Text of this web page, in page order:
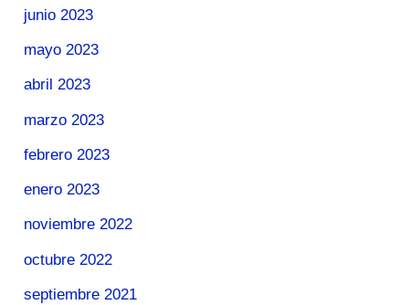
junio 2023
mayo 2023
abril 2023
marzo 2023
febrero 2023
enero 2023
noviembre 2022
octubre 2022
septiembre 2021